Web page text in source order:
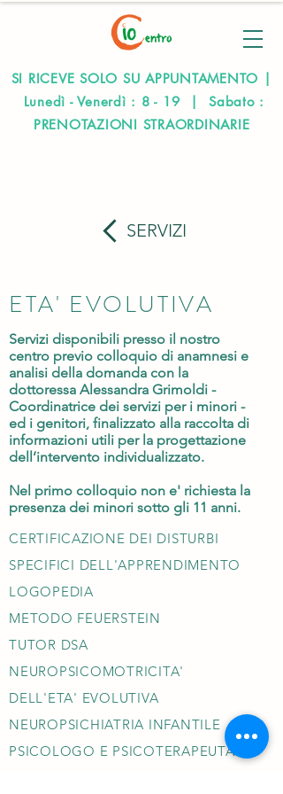
SI RICEVE SOLO SU APPUNTAMENTO |
Lunedì - Venerdì : 8 - 19 | Sabato :
PRENOTAZIONI STRAORDINARIE
SERVIZI
ETA' EVOLUTIVA
Servizi disponibili presso il nostro
centro previo colloquio di anamnesi e
analisi della domanda con la
dottoressa Alessandra Grimoldi -
Coordinatrice dei servizi per i minori -
ed i genitori, finalizzato alla raccolta di
informazioni utili per la progettazione
dell’intervento individualizzato.
Nel primo colloquio non e' richiesta la
presenza dei minori sotto gli 11 anni.
CERTIFICAZIONE DEI DISTURBI
SPECIFICI DELL'APPRENDIMENTO
LOGOPEDIA
METODO FEUERSTEIN
TUTOR DSA
NEUROPSICOMOTRICITA'
DELL'ETA' EVOLUTIVA
NEUROPSICHIATRIA INFANTILE
PSICOLOGO E PSICOTERAPEUTA IN